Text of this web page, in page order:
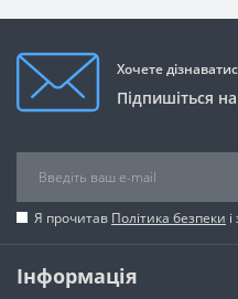
Хочете
Підпишіться
Я прочитав Політика безпеки
Інформація